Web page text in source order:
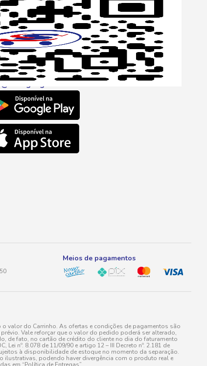
Meios de pagamentos
valor do Carrinho. As ofertas e condições de pagamentos são
Vale reforçar que o valor do pedido poderá ser alterado,
de fato, no cartão de crédito do cliente no dia do faturamento
nº. 8.078 de 11/09/90 e artigo 12 – III Decreto nº. 2.181 de
à disponibilidade de estoque no momento da separação.
podendo haver divergência com o produto real e